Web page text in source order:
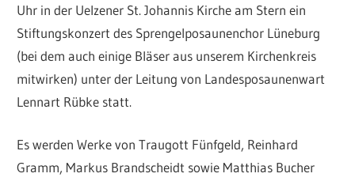
Uhr in der Uelzener St. Johannis Kirche am Stern ein
Stiftungskonzert des Sprengelposaunenchor Lüneburg
(bei dem auch einige Bläser aus unserem Kirchenkreis
mitwirken) unter der Leitung von Landesposaunenwart
Lennart Rübke statt.
Es werden Werke von Traugott Fünfgeld, Reinhard
Gramm, Markus Brandscheidt sowie Matthias Bucher